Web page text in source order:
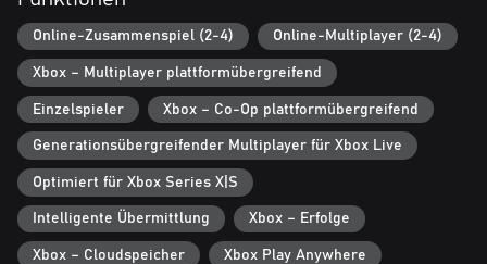
Online-Zusammenspiel (2-4) Online-Multiplayer (2-4)
Xbox – Multiplayer plattformübergreifend
Einzelspieler Xbox – Co-Op plattformübergreifend
Generationsübergreifender Multiplayer für Xbox Live
Optimiert für Xbox Series X|S
Intelligente Übermittlung Xbox – Erfolge
Xbox – Cloudspeicher Xbox Play Anywhere